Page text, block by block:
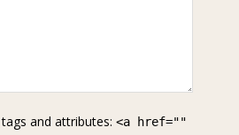
tags and attributes: <a href=""